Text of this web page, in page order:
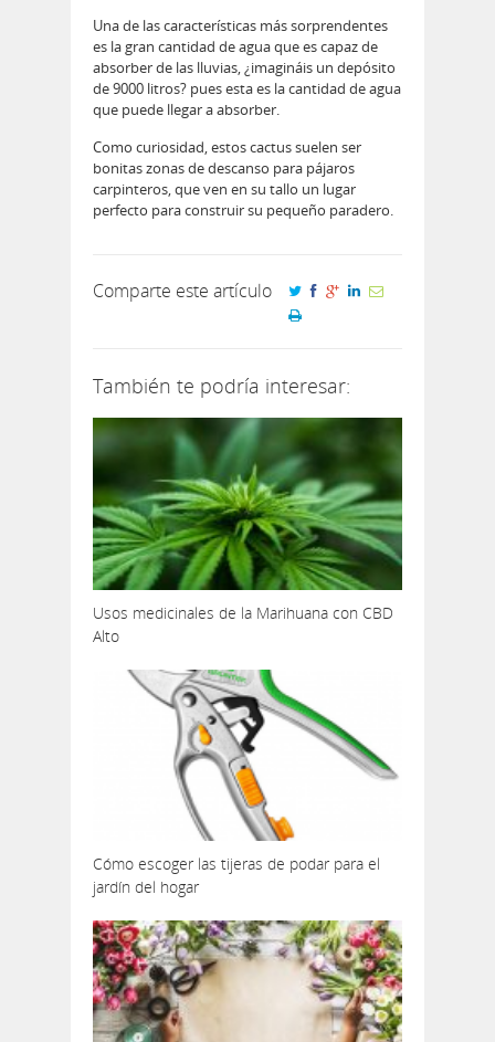
Una de las características más sorprendentes
es la gran cantidad de agua que es capaz de
absorber de las lluvias, ¿imagináis un depósito
de 9000 litros? pues esta es la cantidad de agua
que puede llegar a absorber.
Como curiosidad, estos cactus suelen ser
bonitas zonas de descanso para pájaros
carpinteros, que ven en su tallo un lugar
perfecto para construir su pequeño paradero.
Comparte este artículo
También te podría interesar:
Usos medicinales de la Marihuana con CBD
Alto
Cómo escoger las tijeras de podar para el
jardín del hogar